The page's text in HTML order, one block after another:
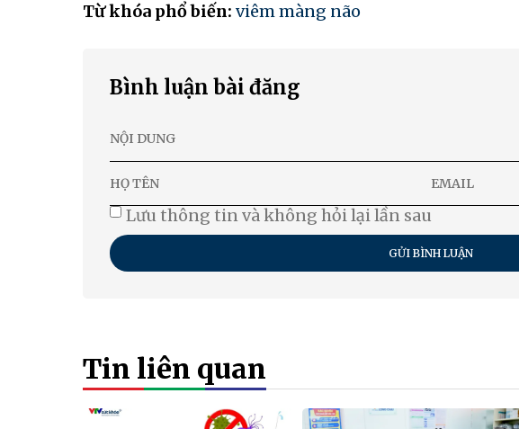
Từ khóa phổ biến: viêm màng não
Bình luận bài đăng
Lưu thông tin và không hỏi lại lần sau
GỬI BÌNH LUẬN
Tin liên quan